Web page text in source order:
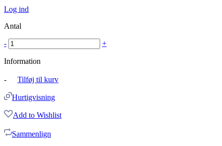
Log ind
Antal
- +
Information
- Tilføj til kurv
Hurtigvisning
Add to Wishlist
Sammenlign